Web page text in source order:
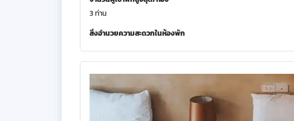
3 ท่าน
สิ่งอำนวยความสะดวกในห้องพัก